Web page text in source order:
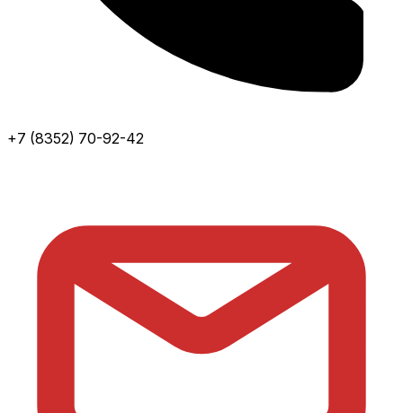
+7 (8352) 70-92-42